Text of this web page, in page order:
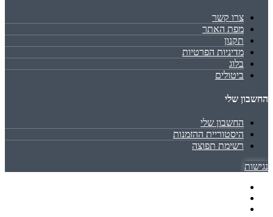
צרו קשר
מפת האתר
תקנון
מדיניות הפרטיות
בלוג
ביטולים
החשבון שלי
החשבון שלי
היסטוריית ההזמנות
רשימת תפוצה
נגישות